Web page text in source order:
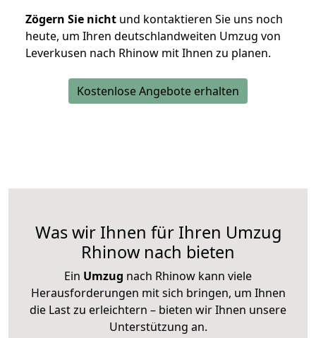
Zögern Sie nicht und kontaktieren Sie uns noch
heute, um Ihren deutschlandweiten Umzug von
Leverkusen nach Rhinow mit Ihnen zu planen.
Kostenlose Angebote erhalten
Was wir Ihnen für Ihren Umzug
Rhinow nach bieten
Ein Umzug nach Rhinow kann viele
Herausforderungen mit sich bringen, um Ihnen
die Last zu erleichtern – bieten wir Ihnen unsere
Unterstützung an.